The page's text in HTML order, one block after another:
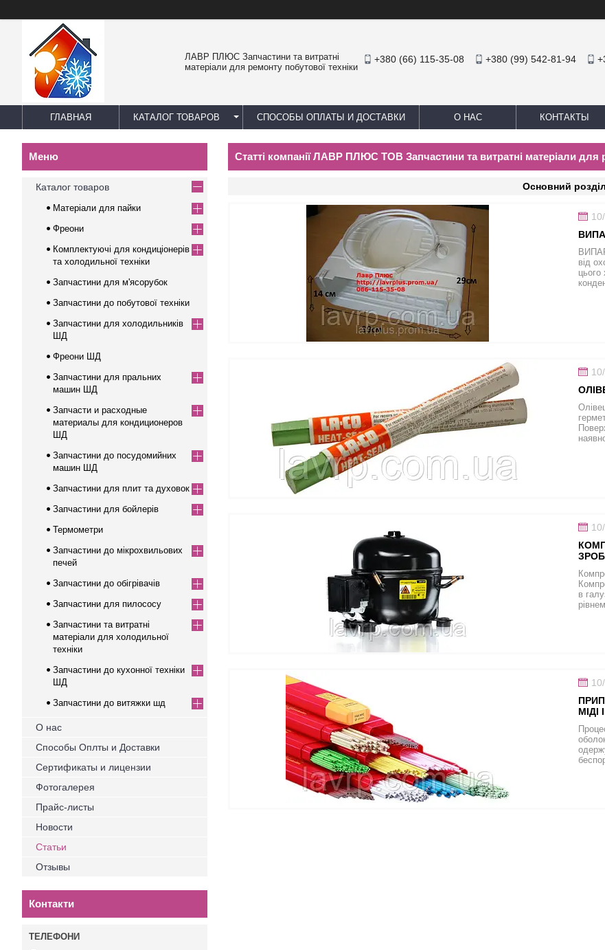
ЛАВР ПЛЮС Запчастини та витратні
матеріали для ремонту побутової техніки
+380 (66) 115-35-08 +380 (99) 542-81-94
ГЛАВНАЯ КАТАЛОГ ТОВАРОВ СПОСОБЫ ОПЛАТЫ И ДОСТАВКИ О НАС КОНТАКТЫ
Статті компанії ЛАВР ПЛЮС ТОВ Запчастини та витратні матеріали для
Основний розділ
від
цього
в
МІДІ
Каталог товаров
Матеріали для пайки
Фреони
Комплектуючі для кондиціонерів
та холодильної техніки
Запчастини для м'ясорубок
Запчастини до побутової техніки
Запчастини для холодильників
ШД
Фреони ШД
Запчастини для пральних
машин ШД
Запчасти и расходные
материалы для кондиционеров
ШД
Запчастини до посудомийних
машин ШД
Запчастини для плит та духовок
Запчастини для бойлерів
Термометри
Запчастини до мікрохвильових
печей
Запчастини до обігрівачів
Запчастини для пилососу
Запчастини та витратні
матеріали для холодильної
техніки
Запчастини до кухонної техніки
ШД
Запчастини до витяжки шд
О нас
Способы Оплты и Доставки
Сертификаты и лицензии
Фотогалерея
Прайс-листы
Новости
Статьи
Отзывы
Контакти